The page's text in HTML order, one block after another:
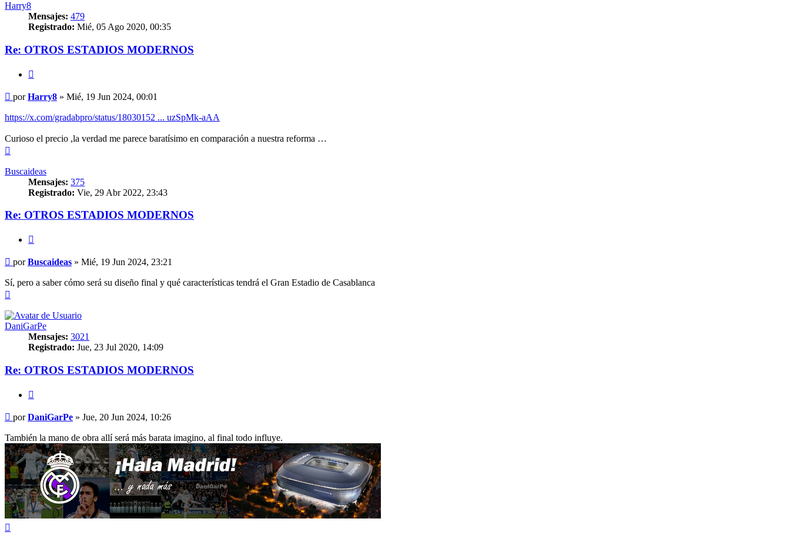
Harry8
Mensajes: 479
Registrado: Mié, 05 Ago 2020, 00:35
Re: OTROS ESTADIOS MODERNOS
Mensaje
porHarry8 » Mié, 19 Jun 2024, 00:01
https://x.com/gradabpro/status/18030152 ... uzSpMk-aAA
Curioso el precio ,la verdad me parece baratísimo en comparación a nuestra reforma …
Buscaideas
Mensajes: 375
Registrado: Vie, 29 Abr 2022, 23:43
Re: OTROS ESTADIOS MODERNOS
Mensaje
porBuscaideas » Mié, 19 Jun 2024, 23:21
Sí, pero a saber cómo será su diseño final y qué características tendrá el Gran Estadio de Casablanca
DaniGarPe
Mensajes: 3021
Registrado: Jue, 23 Jul 2020, 14:09
Re: OTROS ESTADIOS MODERNOS
Mensaje
porDaniGarPe » Jue, 20 Jun 2024, 10:26
También la mano de obra allí será más barata imagino, al final todo influye.